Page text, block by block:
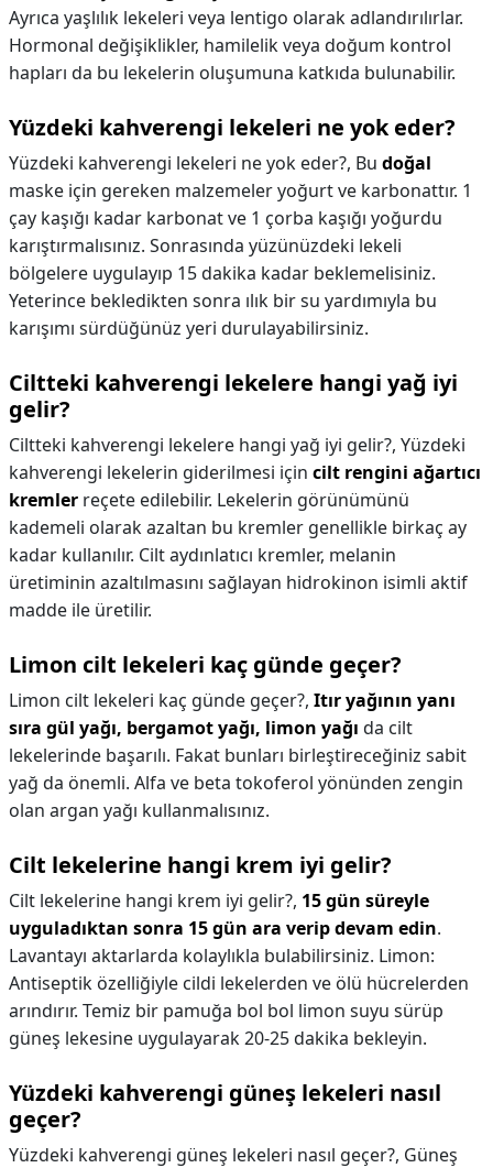
Ayrıca yaşlılık lekeleri veya lentigo olarak adlandırılırlar.
Hormonal değişiklikler, hamilelik veya doğum kontrol
hapları da bu lekelerin oluşumuna katkıda bulunabilir.
Yüzdeki kahverengi lekeleri ne yok eder?
Yüzdeki kahverengi lekeleri ne yok eder?, Bu doğal
maske için gereken malzemeler yoğurt ve karbonattır. 1
çay kaşığı kadar karbonat ve 1 çorba kaşığı yoğurdu
karıştırmalısınız. Sonrasında yüzünüzdeki lekeli
bölgelere uygulayıp 15 dakika kadar beklemelisiniz.
Yeterince bekledikten sonra ılık bir su yardımıyla bu
karışımı sürdüğünüz yeri durulayabilirsiniz.
Ciltteki kahverengi lekelere hangi yağ iyi
gelir?
Ciltteki kahverengi lekelere hangi yağ iyi gelir?, Yüzdeki
kahverengi lekelerin giderilmesi için cilt rengini ağartıcı
kremler reçete edilebilir. Lekelerin görünümünü
kademeli olarak azaltan bu kremler genellikle birkaç ay
kadar kullanılır. Cilt aydınlatıcı kremler, melanin
üretiminin azaltılmasını sağlayan hidrokinon isimli aktif
madde ile üretilir.
Limon cilt lekeleri kaç günde geçer?
Limon cilt lekeleri kaç günde geçer?, Itır yağının yanı
sıra gül yağı, bergamot yağı, limon yağı da cilt
lekelerinde başarılı. Fakat bunları birleştireceğiniz sabit
yağ da önemli. Alfa ve beta tokoferol yönünden zengin
olan argan yağı kullanmalısınız.
Cilt lekelerine hangi krem iyi gelir?
Cilt lekelerine hangi krem iyi gelir?, 15 gün süreyle
uyguladıktan sonra 15 gün ara verip devam edin.
Lavantayı aktarlarda kolaylıkla bulabilirsiniz. Limon:
Antiseptik özelliğiyle cildi lekelerden ve ölü hücrelerden
arındırır. Temiz bir pamuğa bol bol limon suyu sürüp
güneş lekesine uygulayarak 20-25 dakika bekleyin.
Yüzdeki kahverengi güneş lekeleri nasıl
geçer?
Yüzdeki kahverengi güneş lekeleri nasıl geçer?, Güneş